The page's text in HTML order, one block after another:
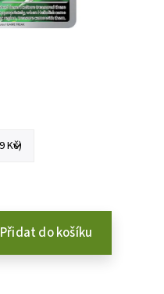
Přidat do košíku